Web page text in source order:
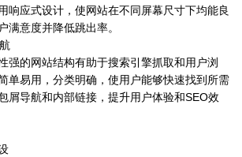
响应式设计，使网站在不同屏幕尺寸下均能良
满意度并降低跳出率。
强的网站结构有助于搜索引擎抓取和用户浏
单易用，分类明确，使用户能够快速找到所需
屑导航和内部链接，提升用户体验和SEO效